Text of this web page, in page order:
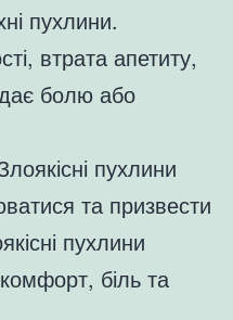
пухлини.
втрата апетиту,
болю або
пухлини
та призвести
пухлини
біль та